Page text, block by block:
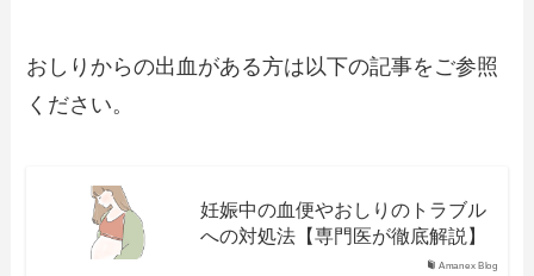
おしりからの出血がある方は以下の記事をご参照
ください。
Amanex Blog
妊娠中の血便やおしりのトラブル
への対処法【専門医が徹底解説】